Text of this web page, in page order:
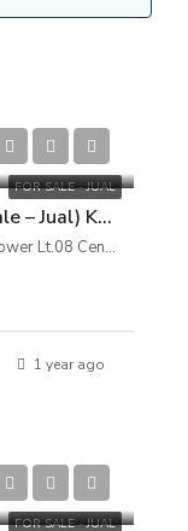
FOR SALE - JUAL
P3KPG-00001162-ZZ-J (For Sale – Jual) Kantor Ciputra International Tokopedia Care Tower Lt.08 Cengkareng, Jakarta Barat
Ciputra International Tokopedia Care Tower Lt.08 Cengkareng, Jakarta Barat
1 year ago
FOR SALE - JUAL